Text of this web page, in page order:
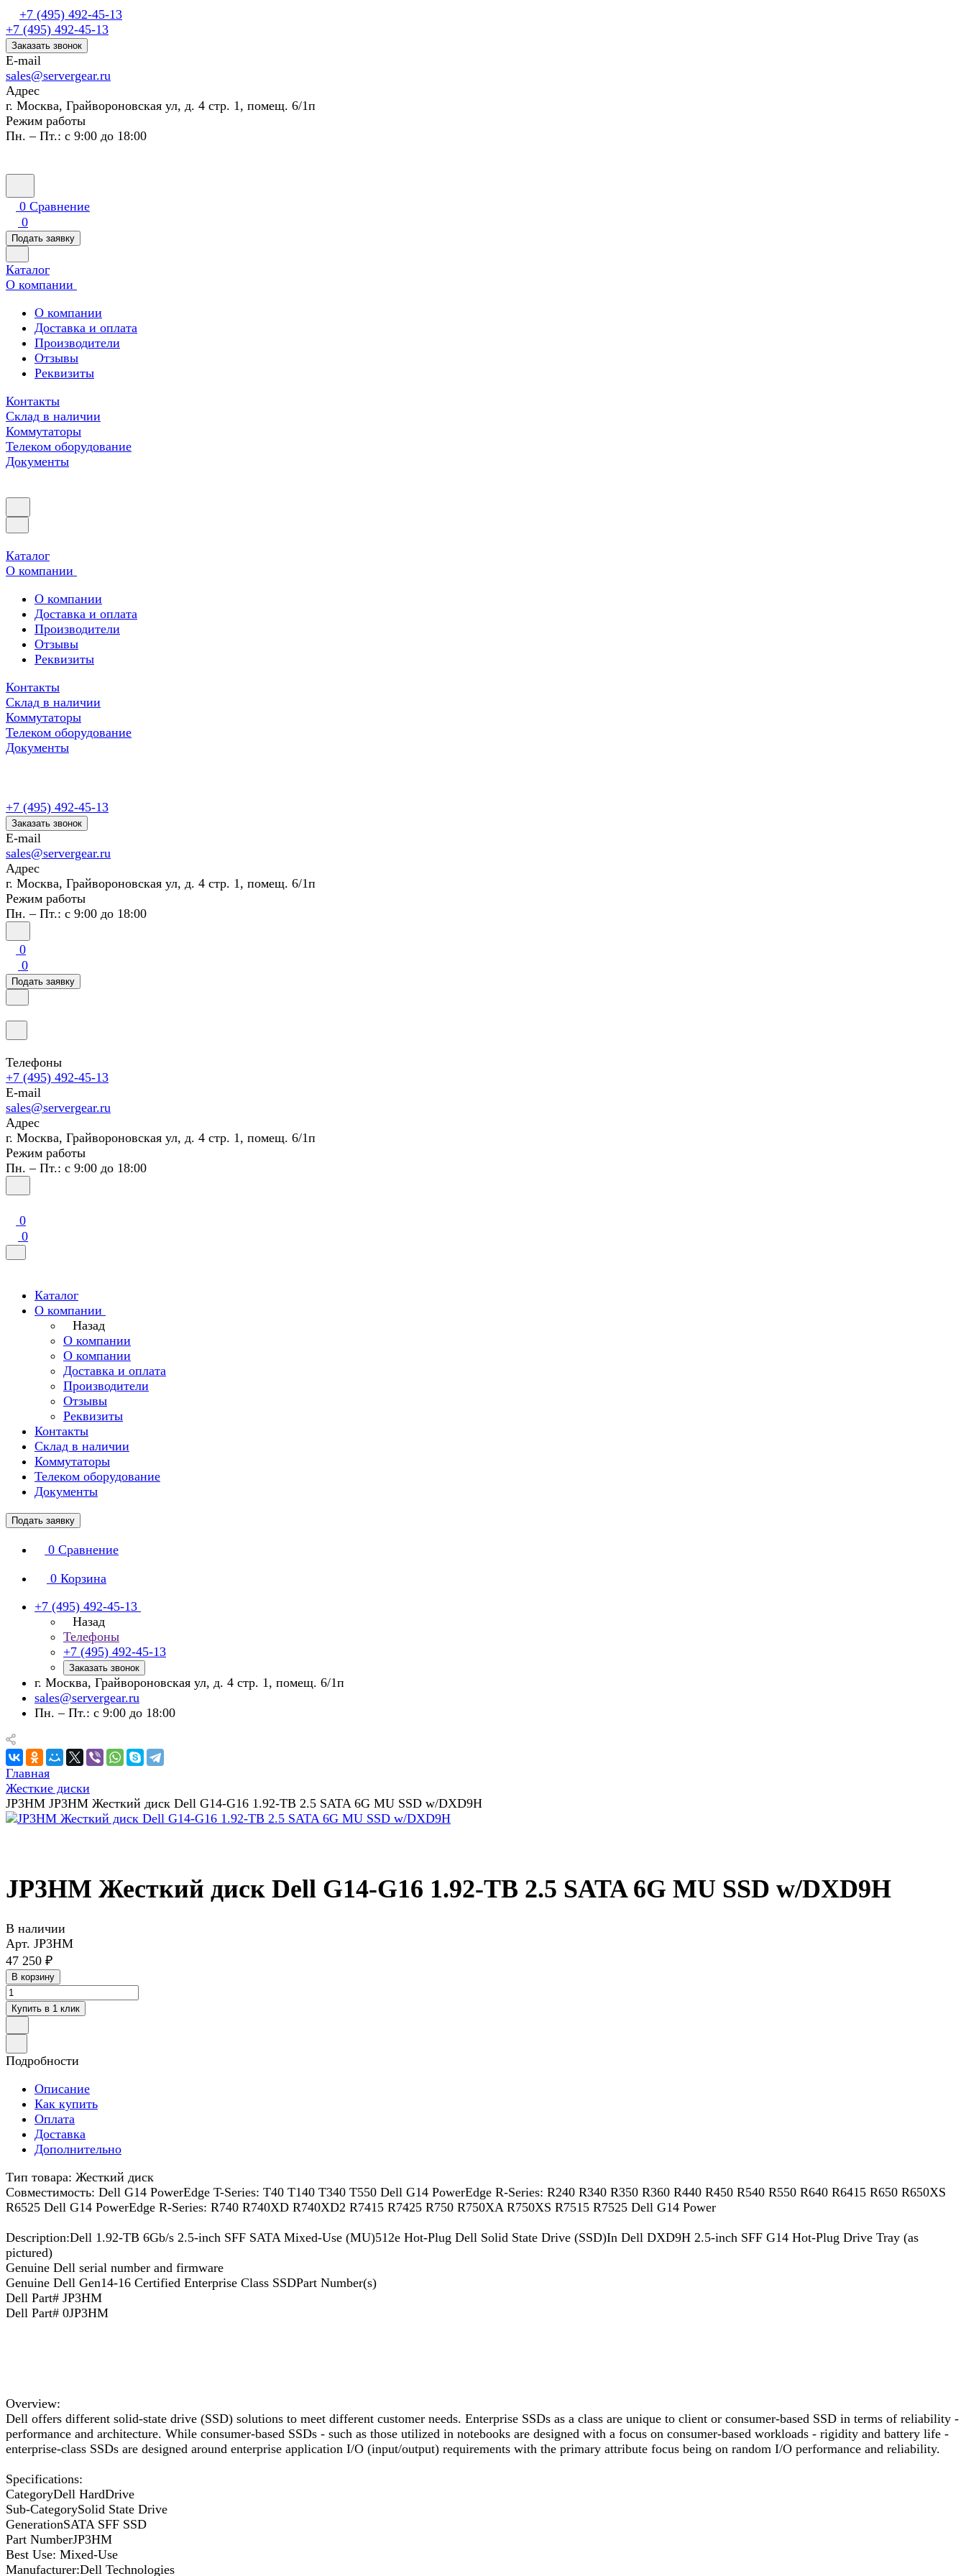
+7 (495) 492-45-13
+7 (495) 492-45-13
Заказать звонок
E-mail
sales@servergear.ru
Адрес
г. Москва, Грайвороновская ул, д. 4 стр. 1, помещ. 6/1п
Режим работы
Пн. – Пт.: с 9:00 до 18:00
0 Сравнение
0
Подать заявку
Каталог
О компании
О компании
Доставка и оплата
Производители
Отзывы
Реквизиты
Контакты
Склад в наличии
Коммутаторы
Телеком оборудование
Документы
Каталог
О компании
О компании
Доставка и оплата
Производители
Отзывы
Реквизиты
Контакты
Склад в наличии
Коммутаторы
Телеком оборудование
Документы
+7 (495) 492-45-13
Заказать звонок
E-mail
sales@servergear.ru
Адрес
г. Москва, Грайвороновская ул, д. 4 стр. 1, помещ. 6/1п
Режим работы
Пн. – Пт.: с 9:00 до 18:00
0
0
Подать заявку
Телефоны
+7 (495) 492-45-13
E-mail
sales@servergear.ru
Адрес
г. Москва, Грайвороновская ул, д. 4 стр. 1, помещ. 6/1п
Режим работы
Пн. – Пт.: с 9:00 до 18:00
0
0
Каталог
О компании
Назад
О компании
О компании
Доставка и оплата
Производители
Отзывы
Реквизиты
Контакты
Склад в наличии
Коммутаторы
Телеком оборудование
Документы
Подать заявку
0 Сравнение
0 Корзина
+7 (495) 492-45-13
Назад
Телефоны
+7 (495) 492-45-13
Заказать звонок
г. Москва, Грайвороновская ул, д. 4 стр. 1, помещ. 6/1п
sales@servergear.ru
Пн. – Пт.: с 9:00 до 18:00
Главная
Жесткие диски
JP3HM JP3HM Жесткий диск Dell G14-G16 1.92-TB 2.5 SATA 6G MU SSD w/DXD9H
JP3HM Жесткий диск Dell G14-G16 1.92-TB 2.5 SATA 6G MU SSD w/DXD9H
В наличии
Арт. JP3HM
47 250 ₽
В корзину
Купить в 1 клик
Подробности
Описание
Как купить
Оплата
Доставка
Дополнительно
Тип товара: Жесткий диск
Совместимость: Dell G14 PowerEdge T-Series: T40 T140 T340 T550 Dell G14 PowerEdge R-Series: R240 R340 R350 R360 R440 R450 R540 R550 R640 R6415 R650 R650XS
R6525 Dell G14 PowerEdge R-Series: R740 R740XD R740XD2 R7415 R7425 R750 R750XA R750XS R7515 R7525 Dell G14 Power
Description:Dell 1.92-TB 6Gb/s 2.5-inch SFF SATA Mixed-Use (MU)512e Hot-Plug Dell Solid State Drive (SSD)In Dell DXD9H 2.5-inch SFF G14 Hot-Plug Drive Tray (as
pictured)
Genuine Dell serial number and firmware
Genuine Dell Gen14-16 Certified Enterprise Class SSDPart Number(s)
Dell Part# JP3HM
Dell Part# 0JP3HM
Overview:
Dell offers different solid-state drive (SSD) solutions to meet different customer needs. Enterprise SSDs as a class are unique to client or consumer-based SSD in terms of reliability -
performance and architecture. While consumer-based SSDs - such as those utilized in notebooks are designed with a focus on consumer-based workloads - rigidity and battery life -
enterprise-class SSDs are designed around enterprise application I/O (input/output) requirements with the primary attribute focus being on random I/O performance and reliability.
Specifications:
CategoryDell HardDrive
Sub-CategorySolid State Drive
GenerationSATA SFF SSD
Part NumberJP3HM
Best Use: Mixed-Use
Manufacturer:Dell Technologies